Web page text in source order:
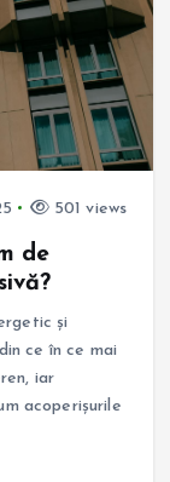
501 views
de
și
ce în ce mai
iar
acoperișurile